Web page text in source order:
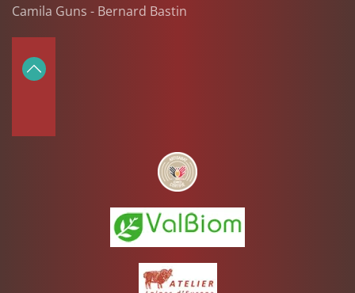
Camila Guns - Bernard Bastin